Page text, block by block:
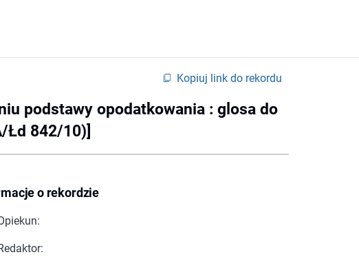
Kopiuj link do rekordu
podstawy opodatkowania : glosa do
Łd 842/10)]
o rekordzie